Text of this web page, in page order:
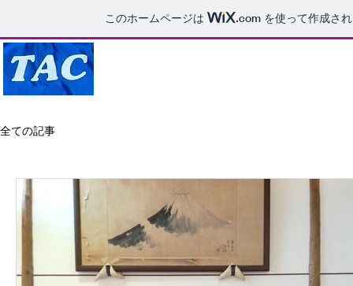
このホームページは .com を使って作成さ
全ての記事